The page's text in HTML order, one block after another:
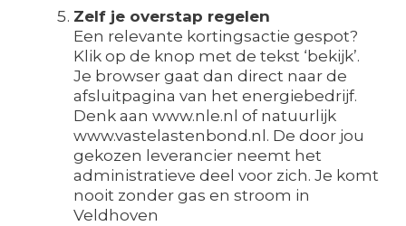
Zelf je overstap regelen
Een relevante kortingsactie gespot?
Klik op de knop met de tekst ‘bekijk’.
Je browser gaat dan direct naar de
afsluitpagina van het energiebedrijf.
Denk aan www.nle.nl of natuurlijk
www.vastelastenbond.nl. De door jou
gekozen leverancier neemt het
administratieve deel voor zich. Je komt
nooit zonder gas en stroom in
Veldhoven